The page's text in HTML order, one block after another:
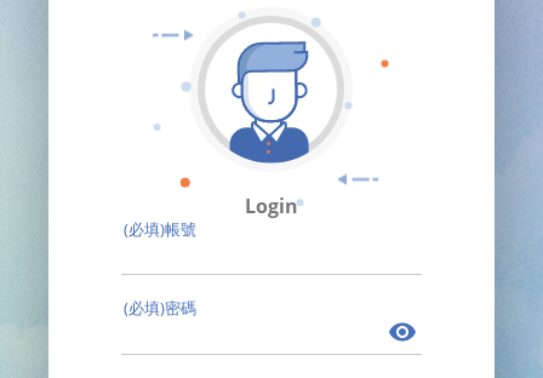
Login
(必填)帳號
(必填)密碼